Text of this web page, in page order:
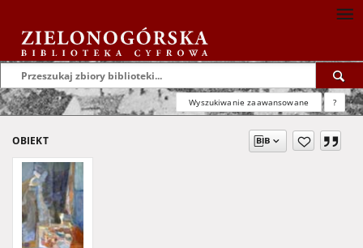
Wyszukiwanie zaawansowane ?
OBIEKT